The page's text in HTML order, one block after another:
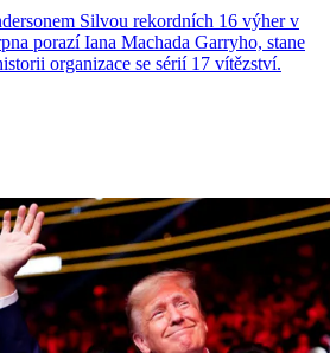
Silvou rekordních 16 výher v
porazí Iana Machada Garryho, stane
organizace se sérií 17 vítězství.